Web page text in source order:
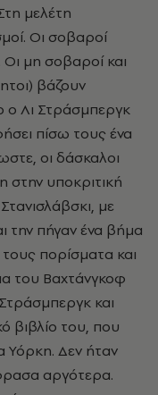
μελέτη
Οι σοβαροί
μη σοβαροί και
βάζουν
ο Λι Στράσμπεργκ
πίσω τους ένα
οι δάσκαλοι
υποκριτική
με
την πήγαν ένα βήμα
πορίσματα και
του Βαχτάνγκοφ
και
βιβλίο του, που
Υόρκη. Δεν ήταν
αργότερα.